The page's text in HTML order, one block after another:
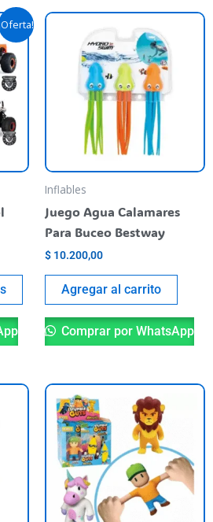
Este
producto
se
pueden
elegir
producto
Inflables
Juego Agua Calamares
Para Buceo Bestway
$ 10.200,00
Agregar al carrito
Comprar por WhatsApp